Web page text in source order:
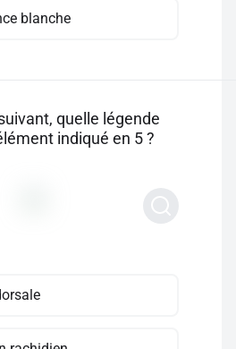
blanche
quelle légende
indiqué en 5 ?